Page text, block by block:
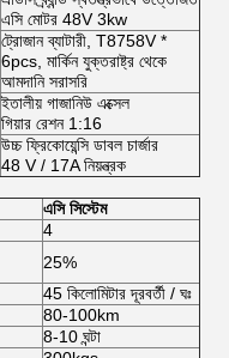
এসি মোটর 48V 3kw
ট্রোজান ব্যাটারী, T8758V *
6pcs, মার্কিন যুক্তরাষ্ট্র থেকে
আমদানি সরাসরি
ইতালীয় গাজানিউ এক্সেল
গিয়ার রেশন 1:16
উচ্চ ফ্রিকোয়েন্সি ডাবল চার্জার
48 V / 17A নিয়ন্ত্রক
এসি সিস্টেম
4
25%
45 কিলোমিটার দূরবর্তী / ঘঃ
80-100km
8-10 ঘন্টা